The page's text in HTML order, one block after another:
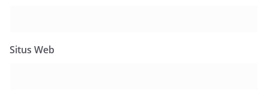
Situs Web